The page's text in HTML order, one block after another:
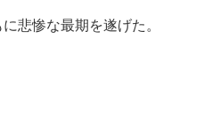
悲惨な最期を遂げた。